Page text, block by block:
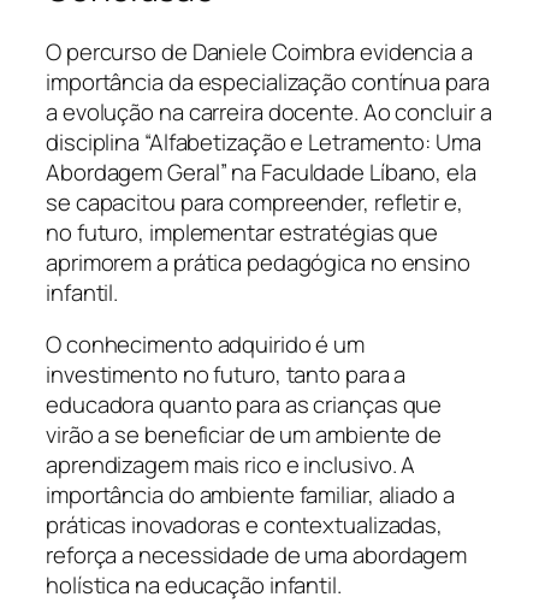
O percurso de Daniele Coimbra evidencia a
importância da especialização contínua para
a evolução na carreira docente. Ao concluir a
disciplina “Alfabetização e Letramento: Uma
Abordagem Geral” na Faculdade Líbano, ela
se capacitou para compreender, refletir e,
no futuro, implementar estratégias que
aprimorem a prática pedagógica no ensino
infantil.
O conhecimento adquirido é um
investimento no futuro, tanto para a
educadora quanto para as crianças que
virão a se beneficiar de um ambiente de
aprendizagem mais rico e inclusivo. A
importância do ambiente familiar, aliado a
práticas inovadoras e contextualizadas,
reforça a necessidade de uma abordagem
holística na educação infantil.